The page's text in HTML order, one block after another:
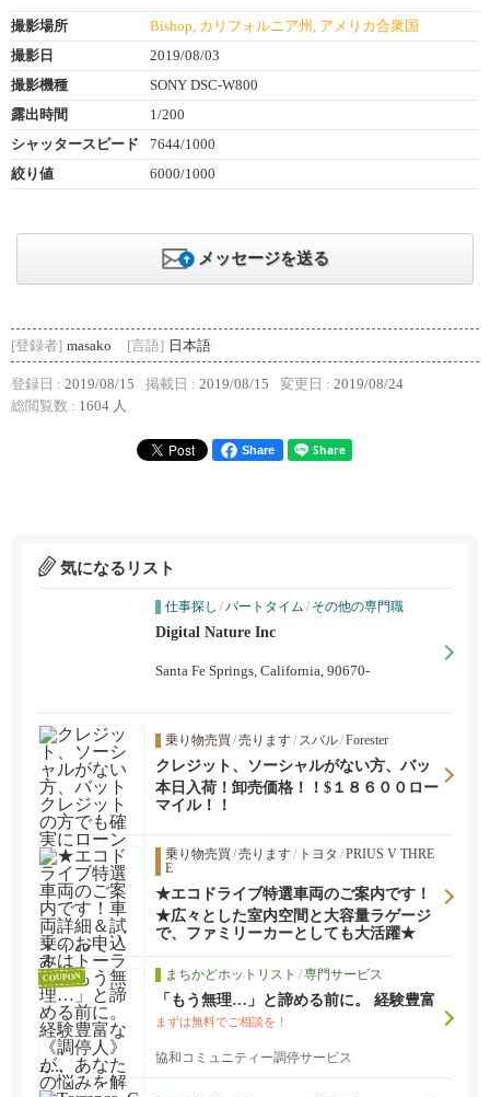
撮影場所
Bishop, カリフォルニア州, アメリカ合衆国
撮影日
2019/08/03
撮影機種
SONY DSC-W800
露出時間
1/200
シャッタースピード
7644/1000
絞り値
6000/1000
メッセージを送る
[登録者] masako [言語] 日本語
登録日 : 2019/08/15 掲載日 : 2019/08/15 変更日 : 2019/08/24
総閲覧数 : 1604 人
Share
気になるリスト
仕事探し /パートタイム / その他の専門職
Digital Nature Inc
Santa Fe Springs, California, 90670-
乗り物売買 /売ります/ スバル/Forester
クレジット、ソーシャルがない方、バッ
トクレジットの方でも確実にローンを組
むことができます。学生ローンもありま
す。ローマイルです。
本日入荷！卸売価格！！$１８６００ロー
マイル！！
乗り物売買 /売ります/ トヨタ /PRIUS V THRE
E
★エコドライブ特選車両のご案内です！
車両詳細＆試乗のお申込みはトーランス
店までご連絡下さい 310-974-1816 TEL / 4
24-377-2677 TE...
★広々とした室内空間と大容量ラゲージ
で、ファミリーカーとしても大活躍★
まちかどホットリスト /専門サービス
「もう無理…」と諦める前に。 経験豊富
な《調停人》が、あなたの悩みを解決へ
まずは無料でご相談を！
協和コミュニティー調停サービス
COUPON